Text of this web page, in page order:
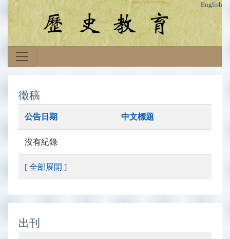
English
徵稿
公告日期 中文標題
沒有紀錄
[ 全部展開 ]
出刊